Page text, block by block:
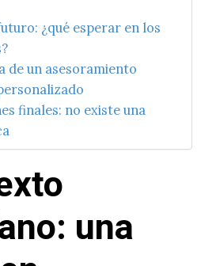
¿qué esperar en los
de un asesoramiento
finales: no existe una
una